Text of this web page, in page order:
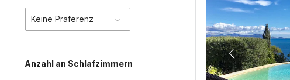
Keine Präferenz
Anzahl an Schlafzimmern